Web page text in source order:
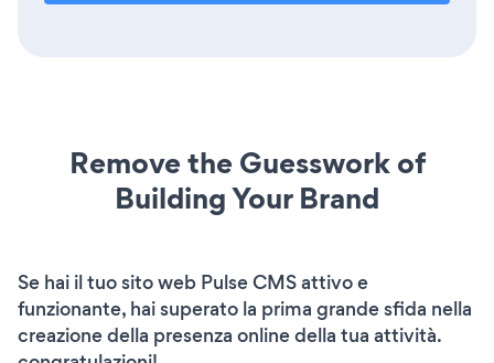
Remove the Guesswork of
Building Your Brand
Se hai il tuo sito web Pulse CMS attivo e
funzionante, hai superato la prima grande sfida nella
creazione della presenza online della tua attività.